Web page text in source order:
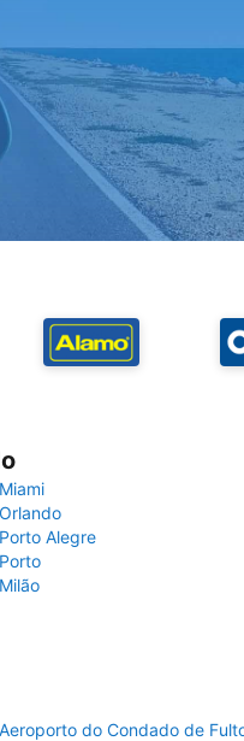
Miami
Orlando
Porto Alegre
Porto
Milão
Aeroporto do Condado de